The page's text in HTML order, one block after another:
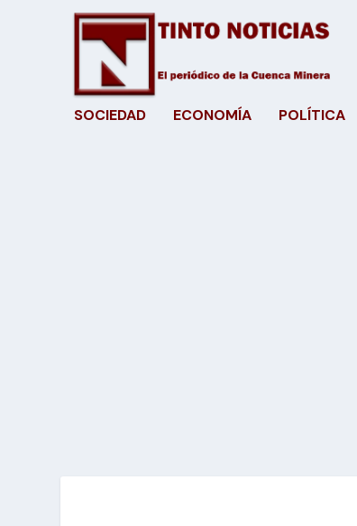
SOCIEDAD ECONOMÍA POLÍTICA